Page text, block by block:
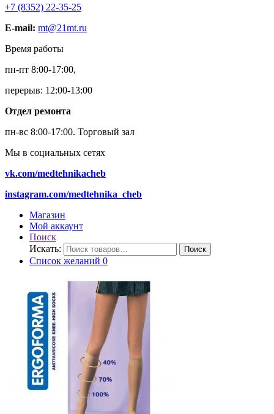
+7 (8352) 22-35-25
E-mail: mt@21mt.ru
Время работы
пн-пт 8:00-17:00,
перерыв: 12:00-13:00
Отдел ремонта
пн-вс 8:00-17:00. Торговый зал
Мы в социальных сетях
vk.com/medtehnikacheb
instagram.com/medtehnika_cheb
Магазин
Мой аккаунт
Поиск
Искать:
Поиск
Список желаний 0